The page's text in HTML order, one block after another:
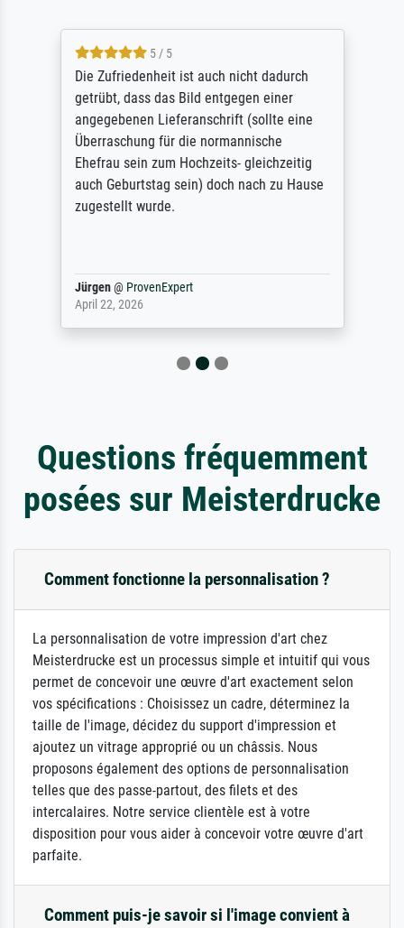
5 / 5
Die Zufriedenheit ist auch nicht dadurch
getrübt, dass das Bild entgegen einer
angegebenen Lieferanschrift (sollte eine
Überraschung für die normannische
Ehefrau sein zum Hochzeits- gleichzeitig
auch Geburtstag sein) doch nach zu Hause
zugestellt wurde.
Jürgen@ ProvenExpert
April 22, 2026
Questions fréquemment
posées sur Meisterdrucke
Comment fonctionne la personnalisation ?
La personnalisation de votre impression d'art chez
Meisterdrucke est un processus simple et intuitif qui vous
permet de concevoir une œuvre d'art exactement selon
vos spécifications : Choisissez un cadre, déterminez la
taille de l'image, décidez du support d'impression et
ajoutez un vitrage approprié ou un châssis. Nous
proposons également des options de personnalisation
telles que des passe-partout, des filets et des
intercalaires. Notre service clientèle est à votre
disposition pour vous aider à concevoir votre œuvre d'art
parfaite.
Comment puis-je savoir si l'image convient à